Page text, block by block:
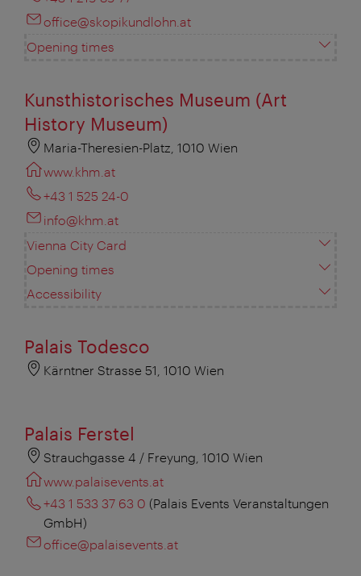
office@skopikundlohn.at
Opening times
Kunsthistorisches Museum (Art
History Museum)
Maria-Theresien-Platz, 1010 Wien
www.khm.at
+43 1 525 24-0
info@khm.at
Vienna City Card
Opening times
Accessibility
Palais Todesco
Kärntner Strasse 51, 1010 Wien
Palais Ferstel
Strauchgasse 4 / Freyung, 1010 Wien
www.palaisevents.at
+43 1 533 37 63 0 (Palais Events Veranstaltungen
GmbH)
office@palaisevents.at